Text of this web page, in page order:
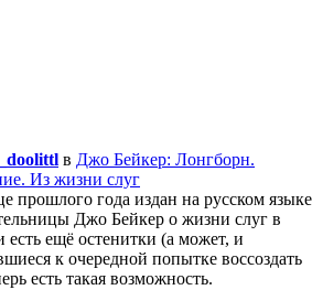
в Джо Бейкер: Лонгборн.
Из жизни слуг
прошлого года издан на русском языке
Джо Бейкер о жизни слуг в
есть ещё остенитки (а может, и
к очередной попытке воссоздать
есть такая возможность.